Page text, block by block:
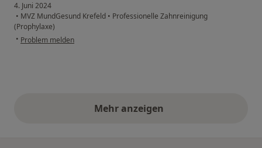
4. Juni 2024
• MVZ MundGesund Krefeld • Professionelle Zahnreinigung
(Prophylaxe)
• Problem melden
Mehr anzeigenobige Stellungnahmen